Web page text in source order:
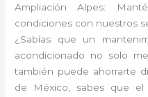
Ampliación Alpes:
condiciones con nuestros
¿Sabías que un
acondicionado no solo
también puede ahorrarte
de México, sabes que